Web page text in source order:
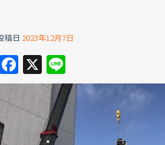
稿日 2023年12月7日
F
a
c
e
X
n
e